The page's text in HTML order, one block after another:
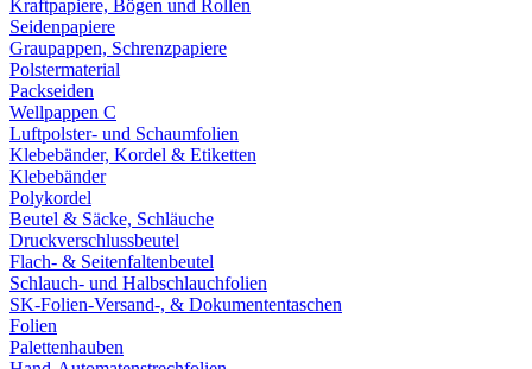
Kraftpapiere, Bögen und Rollen
Seidenpapiere
Graupappen, Schrenzpapiere
Polstermaterial
Packseiden
Wellpappen C
Luftpolster- und Schaumfolien
Klebebänder, Kordel & Etiketten
Klebebänder
Polykordel
Beutel & Säcke, Schläuche
Druckverschlussbeutel
Flach- & Seitenfaltenbeutel
Schlauch- und Halbschlauchfolien
SK-Folien-Versand-, & Dokumententaschen
Folien
Palettenhauben